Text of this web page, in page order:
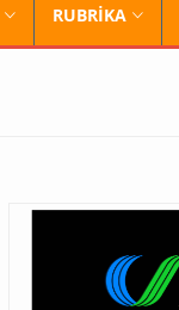
RUBRİKA